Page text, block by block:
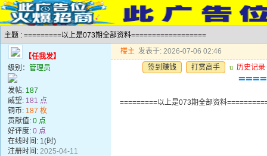
主题 : =========以上是073期全部资料==================
【任我发】
级别： 管理员
发帖: 187
威望: 181 点
铜币: 187 枚
贡献值: 0 点
好评度: 0 点
在线时间: 1(时)
注册时间: 2025-04-11
楼主 发表于: 2026-07-06 02:46
签到赚钱
打赏高手 u 历史记录
=========以上是073期全部资料